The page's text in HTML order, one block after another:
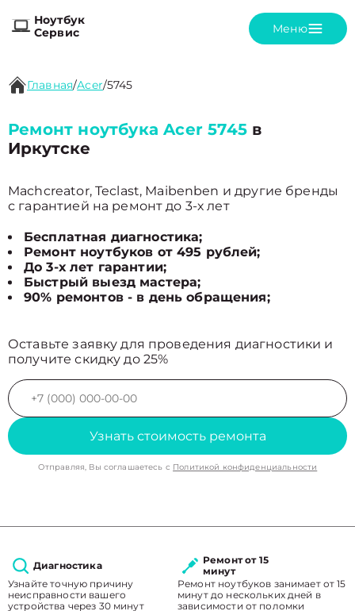
Ноутбук
Сервис
Меню
Главная/Acer/5745
Ремонт ноутбука Acer 5745 в
Иркутске
Machcreator, Teclast, Maibenben и другие бренды
с гарантией на ремонт до 3-х лет
Бесплатная диагностика;
Ремонт ноутбуков от 495 рублей;
До 3-х лет гарантии;
Быстрый выезд мастера;
90% ремонтов - в день обращения;
Оставьте заявку для проведения диагностики и
получите скидку до 25%
Узнать стоимость ремонта
Отправляя, Вы соглашаетесь с Политикой конфиденциальности
Диагностика
Узнайте точную причину
неисправности вашего
устройства через 30 минут
Ремонт от 15
минут
Ремонт ноутбуков занимает от 15
минут до нескольких дней в
зависимости от поломки